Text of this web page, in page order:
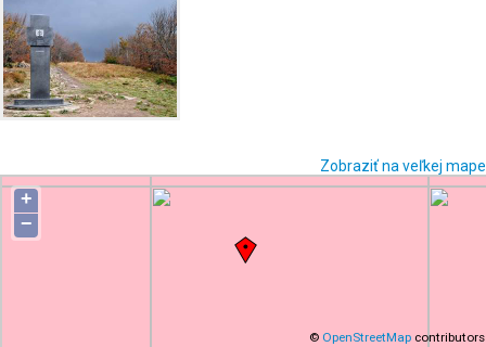
Zobraziť na veľkej mape
+
−
© OpenStreetMap contributors